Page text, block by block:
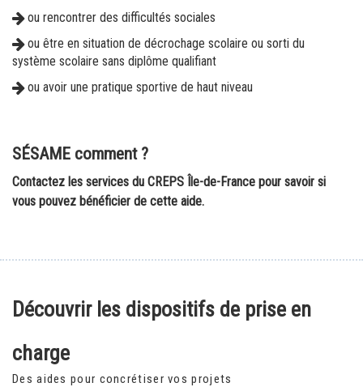
ou rencontrer des difficultés sociales
ou être en situation de décrochage scolaire ou sorti du
système scolaire sans diplôme qualifiant
ou avoir une pratique sportive de haut niveau
SÉSAME comment ?
Contactez les services du CREPS Île-de-France pour savoir si
vous pouvez bénéficier de cette aide.
Découvrir les dispositifs de prise en
charge
Des aides pour concrétiser vos projets